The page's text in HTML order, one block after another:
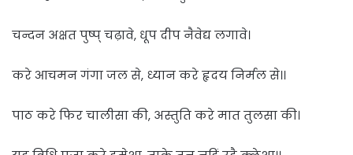
चन्दन अक्षत पुष्प् चढ़ावे, धूप दीप नैवेद्य लगावे।
करे आचमन गंगा जल से, ध्यान करे हृदय निर्मल से।।
पाठ करे फिर चालीसा की, अस्तुति करे मात तुलसा की।